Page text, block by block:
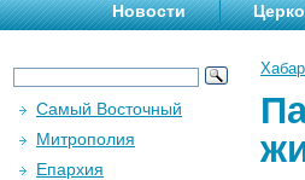
Новости
Самый Восточный
Митрополия
Епархия